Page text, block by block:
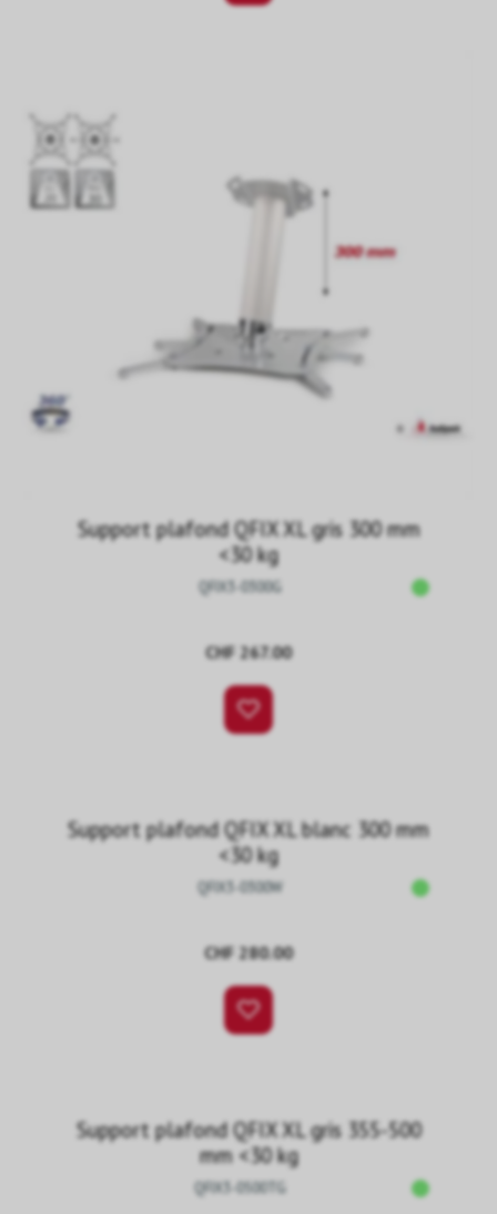
Support plafond QFIX XL gris 300 mm
<30 kg
QFIX3-0300G
CHF 267.00
Support plafond QFIX XL blanc 300 mm
<30 kg
QFIX3-0300W
CHF 280.00
Support plafond QFIX XL gris 355-500
mm <30 kg
QFIX3-0500TG